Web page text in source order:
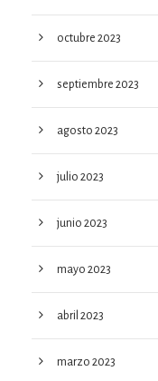
octubre 2023
septiembre 2023
agosto 2023
julio 2023
junio 2023
mayo 2023
abril 2023
marzo 2023